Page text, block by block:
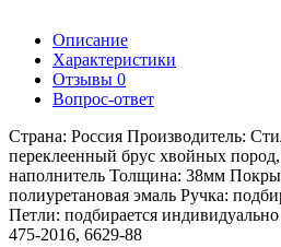
Описание
Характеристики
Отзывы 0
Вопрос-ответ
Страна: Россия Производитель:
переклеенный брус хвойных
наполнитель Толщина: 38мм
полиуретановая эмаль Ручка:
Петли: подбирается
475-2016, 6629-88